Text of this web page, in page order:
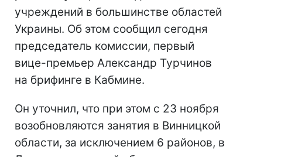
учреждений в большинстве областей
Украины. Об этом сообщил сегодня
председатель комиссии, первый
вице-премьер Александр Турчинов
на брифинге в Кабмине.
Он уточнил, что при этом с 23 ноября
возобновляются занятия в Винницкой
области, за исключением 6 районов, в